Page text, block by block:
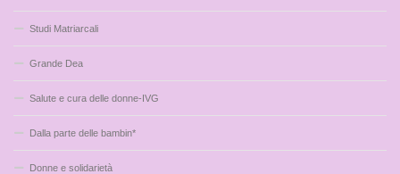
Studi Matriarcali
Grande Dea
Salute e cura delle donne-IVG
Dalla parte delle bambin*
Donne e solidarietà